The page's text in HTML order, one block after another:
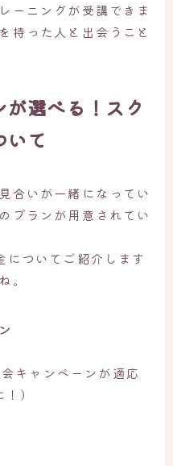
ーニングが受講できま
持った人と出会うこと
選べる！スク
いて
合いが一緒になってい
プランが用意されてい
ついてご紹介します
。
キャンペーンが適応
）